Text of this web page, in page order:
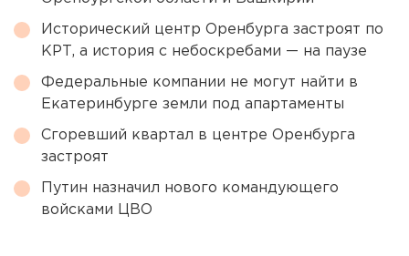
Исторический центр Оренбурга застроят по
КРТ, а история с небоскребами — на паузе
Федеральные компании не могут найти в
Екатеринбурге земли под апартаменты
Сгоревший квартал в центре Оренбурга
застроят
Путин назначил нового командующего
войсками ЦВО